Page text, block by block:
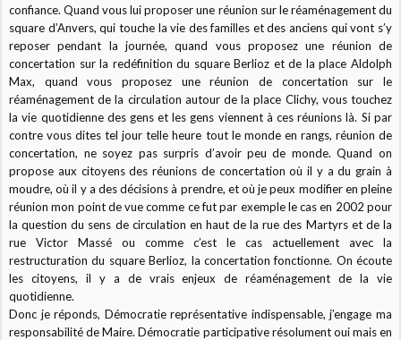
confiance. Quand vous lui proposer une réunion sur le réaménagement du
square d’Anvers, qui touche la vie des familles et des anciens qui vont s’y
reposer pendant la journée, quand vous proposez une réunion de
concertation sur la redéfinition du square Berlioz et de la place Aldolph
Max, quand vous proposez une réunion de concertation sur le
réaménagement de la circulation autour de la place Clichy, vous touchez
la vie quotidienne des gens et les gens viennent à ces réunions là. Si par
contre vous dites tel jour telle heure tout le monde en rangs, réunion de
concertation, ne soyez pas surpris d’avoir peu de monde. Quand on
propose aux citoyens des réunions de concertation où il y a du grain à
moudre, où il y a des décisions à prendre, et où je peux modifier en pleine
réunion mon point de vue comme ce fut par exemple le cas en 2002 pour
la question du sens de circulation en haut de la rue des Martyrs et de la
rue Victor Massé ou comme c’est le cas actuellement avec la
restructuration du square Berlioz, la concertation fonctionne. On écoute
les citoyens, il y a de vrais enjeux de réaménagement de la vie
quotidienne.
Donc je réponds, Démocratie représentative indispensable, j’engage ma
responsabilité de Maire. Démocratie participative résolument oui mais en